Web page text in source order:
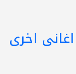
اغانى اخرى